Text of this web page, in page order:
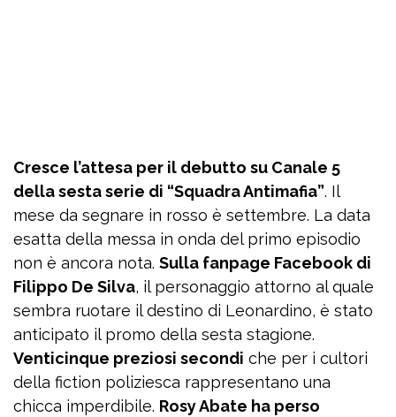
Cresce l’attesa per il debutto su Canale 5
della sesta serie di “Squadra Antimafia”. Il
mese da segnare in rosso è settembre. La data
esatta della messa in onda del primo episodio
non è ancora nota. Sulla fanpage Facebook di
Filippo De Silva, il personaggio attorno al quale
sembra ruotare il destino di Leonardino, è stato
anticipato il promo della sesta stagione.
Venticinque preziosi secondi che per i cultori
della fiction poliziesca rappresentano una
chicca imperdibile. Rosy Abate ha perso